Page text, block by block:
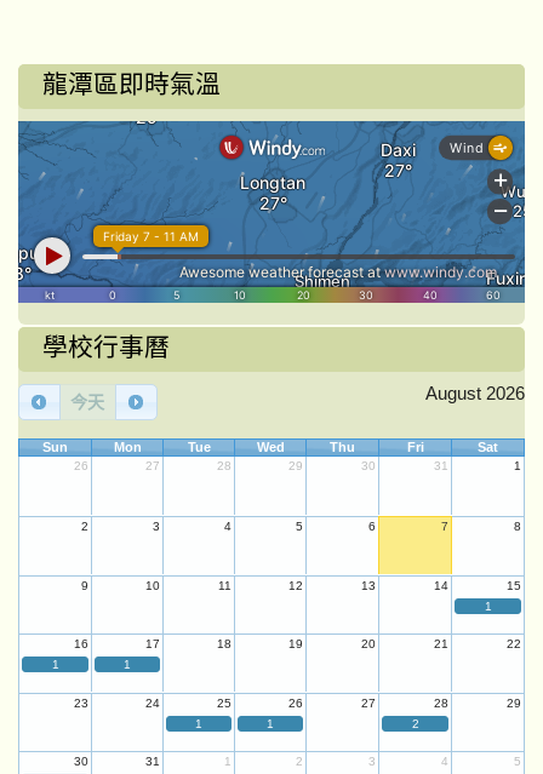
龍潭區即時氣溫
學校行事曆
今天 August 2026
Sun Mon Tue Wed Thu Fri Sat
26 27 28 29 30 31 1
2 3 4 5 6 7 8
9 10 11 12 13 14
15
1
16 17 18 19 20 21
22
1
1
23 24 25 26 27 28
29
1
1 2
30 31 1 2 3 4
5